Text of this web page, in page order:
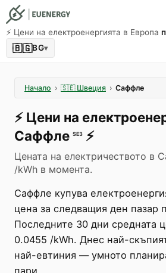
⚡️ Цени на електроенергията в Европа
🇧🇬BG▾
Начало › 🇸🇪 Швеция › Саффле
⚡️ Цени на
Саффле SE3 ⚡️
Цената на електричеството в
/kWh в момента.
Саффле купува
цена за следващия ден пазар
Последните 30 дни средната
0.0455 /kWh. Днес най-
най-евтиния — умното
пари.